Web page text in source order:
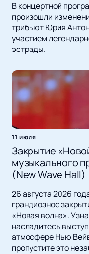
В концертной
произошли
трибьют Юрия
участием
эстрады.
11 июля
Закрытие
музыкального
(New Wave Hall)
26 августа 2026
грандиозное
«Новая волна».
насладитесь
атмосфере Нью
пропустите это